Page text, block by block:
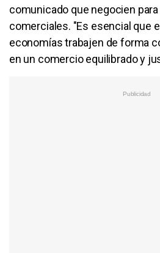
comunicado que negocien
comerciales. "Es esencial que
economías trabajen de forma
en un comercio equilibrado y